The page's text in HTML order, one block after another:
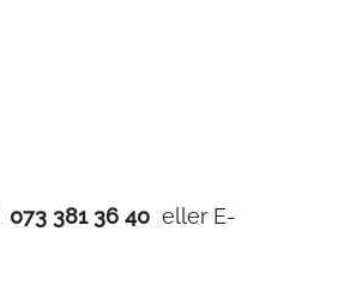
073 381 36 40 eller E-